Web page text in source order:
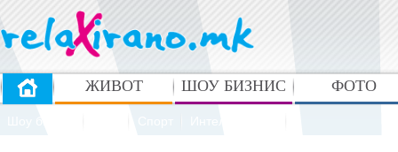
ЖИВОТ ШОУ БИЗНИС ФОТО